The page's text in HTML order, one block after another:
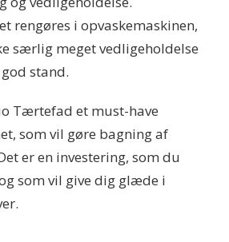
rengøres i opvaskemaskinen,
særlig meget vedligeholdelse
stand.
Tærtefad et must-have
som vil gøre bagning af
er en investering, som du
som vil give dig glæde i